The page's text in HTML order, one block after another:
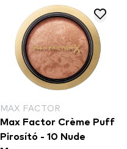
MAX FACTOR
Max Factor Crème Puff
Pirosító - 10 Nude